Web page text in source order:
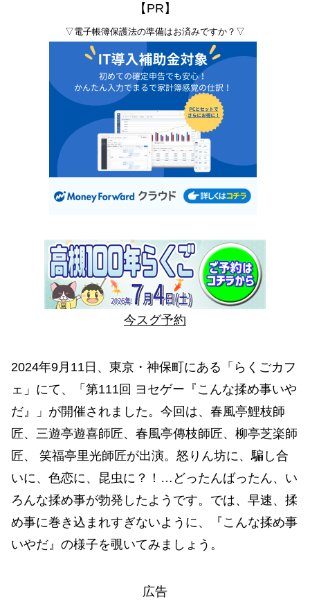
【PR】
▽電子帳簿保護法の準備はお済みですか？▽
今スグ予約
2024年9月11日、東京・神保町にある「らくごカフ
ェ」にて、「第111回 ヨセゲー『こんな揉め事いや
だ』」が開催されました。今回は、春風亭鯉枝師
匠、三遊亭遊喜師匠、春風亭傳枝師匠、柳亭芝楽師
匠、 笑福亭里光師匠が出演。怒りん坊に、騙し合
いに、色恋に、昆虫に？！…どったんばったん、い
ろんな揉め事が勃発したようです。では、早速、揉
め事に巻き込まれすぎないように、『こんな揉め事
いやだ』の様子を覗いてみましょう。
広告